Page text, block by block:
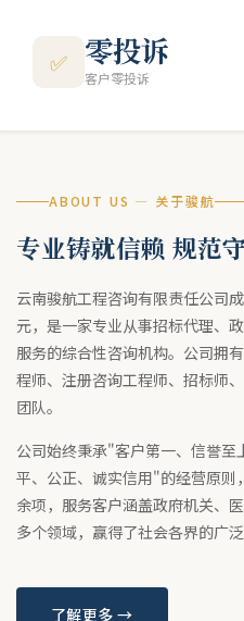
✅ 零投诉
客户零投诉
ABOUT US — 关于骏航
专业铸就信赖 规范
云南骏航工程咨询有限责任公司
元，是一家专业从事招标代理、
服务的综合性咨询机构。公司拥
程师、注册咨询工程师、招标师
团队。
公司始终秉承"客户第一、信誉
平、公正、诚实信用"的经营原则
余项，服务客户涵盖政府机关、
多个领域，赢得了社会各界的广泛
了解更多 →